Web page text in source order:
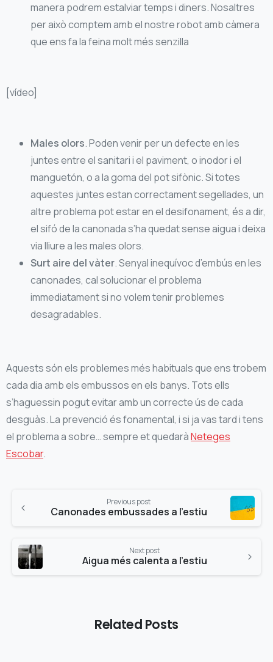
manera podrem estalviar temps i diners. Nosaltres
per això comptem amb el nostre robot amb càmera
que ens fa la feina molt més senzilla
[vídeo]
Males olors. Poden venir per un defecte en les
juntes entre el sanitari i el paviment, o inodor i el
manguetón, o a la goma del pot sifònic. Si totes
aquestes juntes estan correctament segellades, un
altre problema pot estar en el desifonament, és a dir,
el sifó de la canonada s’ha quedat sense aigua i deixa
via lliure a les males olors.
Surt aire del vàter. Senyal inequívoc d’embús en les
canonades, cal solucionar el problema
immediatament si no volem tenir problemes
desagradables.
Aquests són els problemes més habituals que ens trobem
cada dia amb els embussos en els banys. Tots ells
s’haguessin pogut evitar amb un correcte ús de cada
desguàs. La prevenció és fonamental, i si ja vas tard i tens
el problema a sobre… sempre et quedaràNeteges
Escobar.
Reading
Previous post
Canonades embussades a l’estiu
Next post
Aigua més calenta a l’estiu
Related Posts